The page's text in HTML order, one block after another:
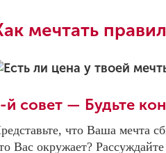
мечтать
й совет — Будьте
что Ваша мечта
Вас окружает?